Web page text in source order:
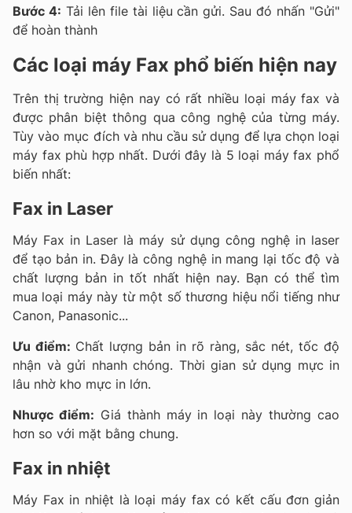
Bước 4: Tải lên file tài liệu cần gửi. Sau đó nhấn "Gửi"
để hoàn thành
Các loại máy Fax phổ biến hiện nay
Trên thị trường hiện nay có rất nhiều loại máy fax và
được phân biệt thông qua công nghệ của từng máy.
Tùy vào mục đích và nhu cầu sử dụng để lựa chọn loại
máy fax phù hợp nhất. Dưới đây là 5 loại máy fax phổ
biến nhất:
Fax in Laser
Máy Fax in Laser là máy sử dụng công nghệ in laser
để tạo bản in. Đây là công nghệ in mang lại tốc độ và
chất lượng bản in tốt nhất hiện nay. Bạn có thể tìm
mua loại máy này từ một số thương hiệu nổi tiếng như
Canon, Panasonic...
Ưu điểm: Chất lượng bản in rõ ràng, sắc nét, tốc độ
nhận và gửi nhanh chóng. Thời gian sử dụng mực in
lâu nhờ kho mực in lớn.
Nhược điểm: Giá thành máy in loại này thường cao
hơn so với mặt bằng chung.
Fax in nhiệt
Máy Fax in nhiệt là loại máy fax có kết cấu đơn giản